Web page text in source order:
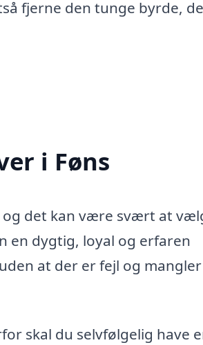
fjerne den tunge byrde,
i Føns
og det kan være svært at
en dygtig, loyal og erfaren
at der er fejl og
skal du selvfølgelig have